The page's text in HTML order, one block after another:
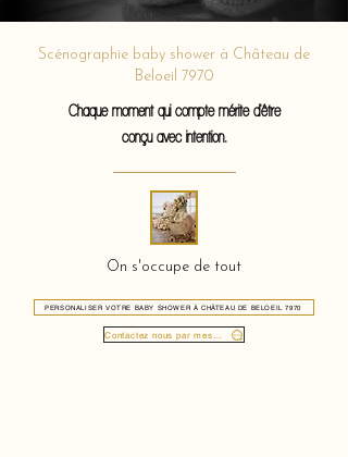
Scénographie baby shower à Château de
Beloeil 7970
Chaque moment qui compte mérite d'être
conçu avec intention.
On s'occupe de tout
PERSONALISER VOTRE BABY SHOWER À CHÂTEAU DE BELOEIL 7970